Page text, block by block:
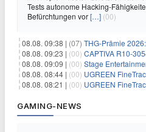
Tests autonome Hacking-
Befürchtungen vor[…] (00)
08.08. 09:38 | (07) THG-Prämie 2026: Bis zu
08.08. 09:23 | (00) CAPTIVA R10-3054 Gaming-
08.08. 09:09 | (00) Stage
08.08. 08:44 | (00) UGREEN FineTrack 2
08.08. 08:21 | (00) UGREEN FineTrack Mini
GAMING-NEWS